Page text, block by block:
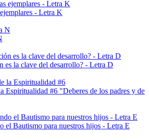
- Letra K
es la clave del desarrollo? - Letra D
Espiritualidad #6 "Deberes de los padres y de
el Bautismo para nuestros hijos - Letra E